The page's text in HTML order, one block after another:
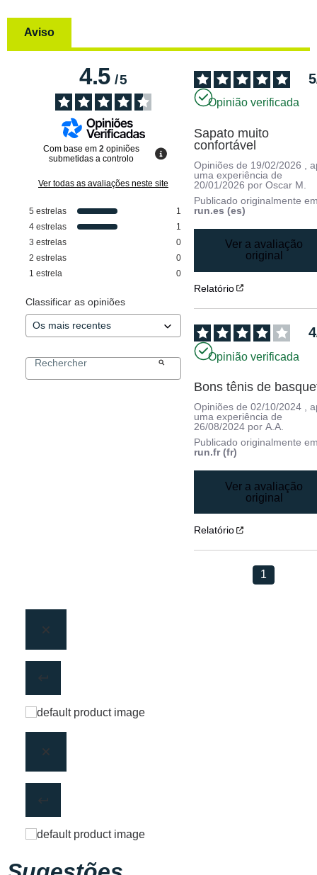
Aviso
4.5/5
Com base em 2 opiniões
submetidas a controlo
Ver todas as avaliações neste site
5 estrelas
1
4 estrelas
1
3 estrelas
0
2 estrelas
0
1 estrela 0
Classificar as opiniões
5
Opinião verificada
Sapato muito
confortável
Opiniões de 19/02/2026
,
uma experiência de
20/01/2026 porOscar M.
Publicado originalmente
run.es (es)
Ver a avaliação
original
Relatório
4
Opinião verificada
Bons tênis de
Opiniões de02/10/2024
,
uma experiência de
26/08/2024 porA.A.
Publicado originalmente
run.fr (fr)
Ver a avaliação
original
Relatório
1